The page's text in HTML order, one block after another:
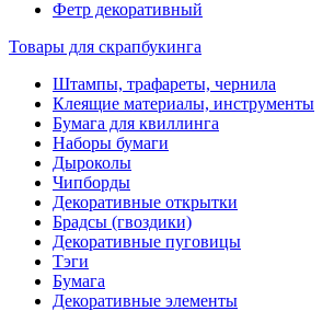
Фетр декоративный
Товары для скрапбукинга
Штампы, трафареты, чернила
Клеящие материалы, инструменты
Бумага для квиллинга
Наборы бумаги
Дыроколы
Чипборды
Декоративные открытки
Брадсы (гвоздики)
Декоративные пуговицы
Тэги
Бумага
Декоративные элементы